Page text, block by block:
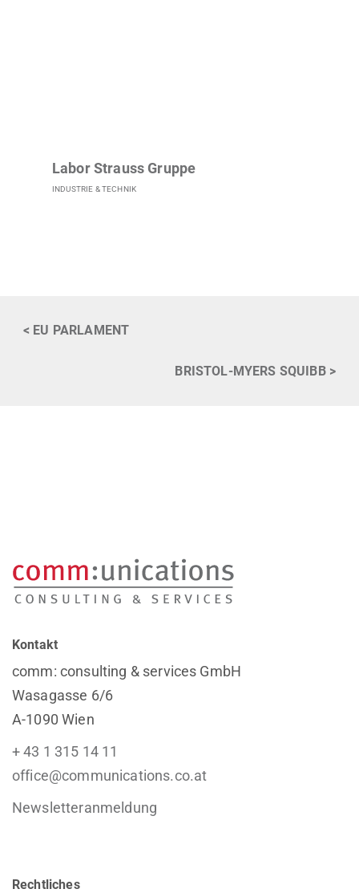
Labor Strauss Gruppe
INDUSTRIE & TECHNIK
< EU PARLAMENT
BRISTOL-MYERS SQUIBB>
Kontakt
comm: consulting & services GmbH
Wasagasse 6/6
A-1090 Wien
+ 43 1 315 14 11
office@communications.co.at
Newsletteranmeldung
Rechtliches